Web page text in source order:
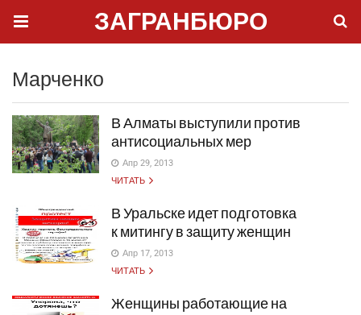
ЗАГРАНБЮРО
Марченко
В Алматы выступили против
антисоциальных мер
Апр 29, 2013
ЧИТАТЬ
В Уральске идет подготовка
к митингу в защиту женщин
Апр 17, 2013
ЧИТАТЬ
Женщины работающие на